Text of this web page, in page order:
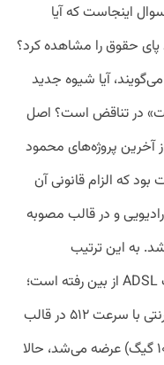
اینجاست که آیا
حقوق را مشاهده کرد؟
آیا شیوه جدید
در تناقض است؟ اصل
آخرین پروژه‌های محمود
بود که الزام قانونی آن
و در قالب مصوبه
شد. به این ترتیب
محدودیت حجم در فاکتور فروش اینترنت ADSL از بین رفته است؛
به عنوان مثال در حالی که در گذشته اینترنتی با سرعت ۵۱۲ در قالب
حجم‌های مختلف (مثلاً شش، هشت و ۱۰ گیگ) عرضه می‌شد، حالا